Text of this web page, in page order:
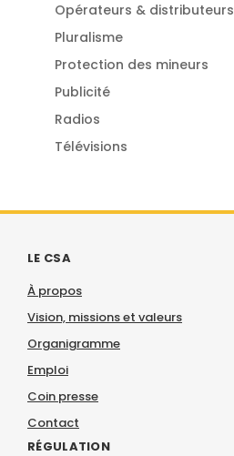
Opérateurs & distributeurs
Pluralisme
Protection des mineurs
Publicité
Radios
Télévisions
LE CSA
À propos
Vision, missions et valeurs
Organigramme
Emploi
Coin presse
Contact
RÉGULATION